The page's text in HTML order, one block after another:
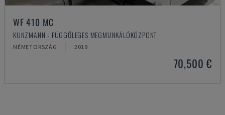
WF 410 MC
KUNZMANN - FÜGGŐLEGES MEGMUNKÁLÓKÖZPONT
NÉMETORSZÁG 2019
70,500 €